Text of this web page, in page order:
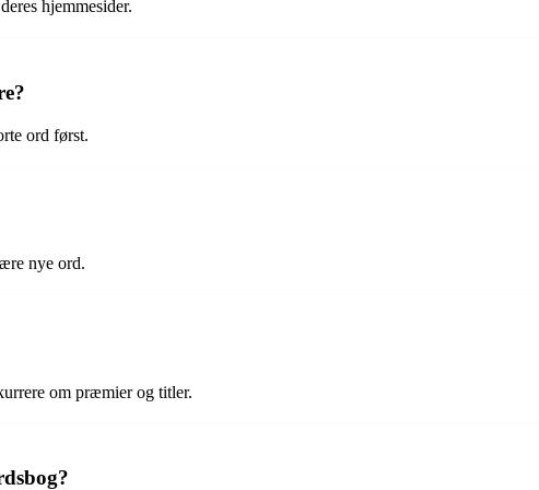
hjemmesider.
ord først.
nye ord.
om præmier og titler.